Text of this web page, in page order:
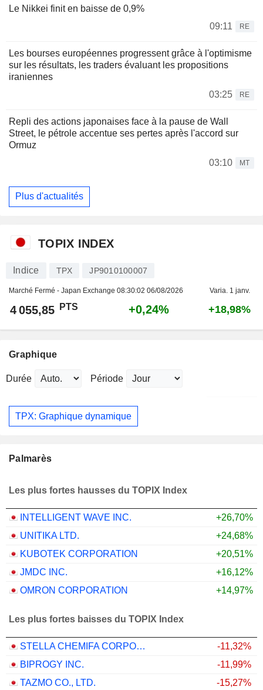
Le Nikkei finit en baisse de 0,9%
09:11
RE
Les bourses européennes progressent grâce à l'optimisme
sur les résultats, les traders évaluant les propositions
iraniennes
03:25
RE
Repli des actions japonaises face à la pause de Wall
Street, le pétrole accentue ses pertes après l'accord sur
Ormuz
03:10
MT
Plus d'actualités
TOPIX INDEX
Indice TPX JP9010100007
Marché Fermé - Japan Exchange 08:30:02 06/08/2026 Varia. 1 janv.
4 055,85 PTS +0,24% +18,98%
Graphique
Durée Période
TPX: Graphique dynamique
Palmarès
Les plus fortes hausses du TOPIX Index
INTELLIGENT WAVE INC.
+26,70%
UNITIKA LTD.
+24,68%
KUBOTEK CORPORATION
+20,51%
JMDC INC.
+16,12%
OMRON CORPORATION
+14,97%
Les plus fortes baisses du TOPIX Index
STELLA CHEMIFA CORPORATION
-11,32%
BIPROGY INC.
-11,99%
TAZMO CO., LTD.
-15,27%